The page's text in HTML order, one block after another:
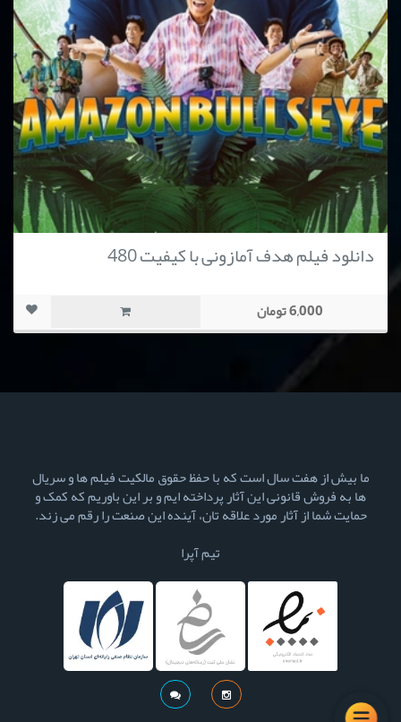
دانلود فیلم هدف آمازونی با کیفیت 480
6,000 تومان
ما بیش از هفت سال است که با حفظ حقوق مالکیت فیلم ها و سریال
ها به فروش قانونی این آثار پرداخته ایم و بر این باوریم که کمک و
حمایت شما از آثار مورد علاقه تان، آینده این صنعت را رقم می زند.
تیم آپرا